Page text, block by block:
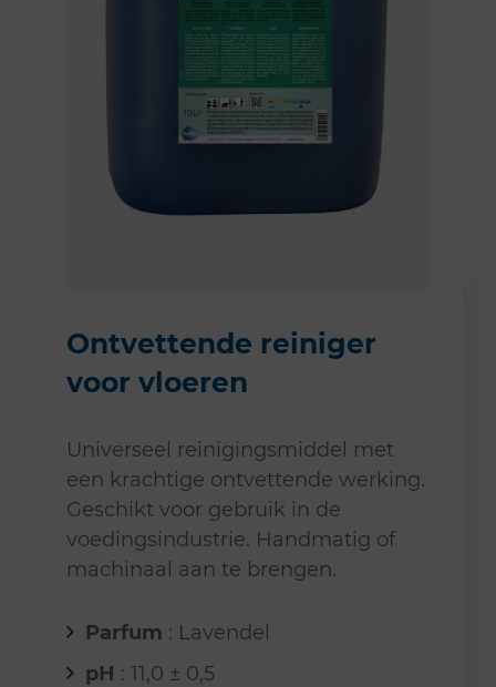
Ontvettende reiniger
voor vloeren
Universeel reinigingsmiddel met
een krachtige ontvettende werking.
Geschikt voor gebruik in de
voedingsindustrie. Handmatig of
machinaal aan te brengen.
Parfum : Lavendel
pH : 11,0 ± 0,5